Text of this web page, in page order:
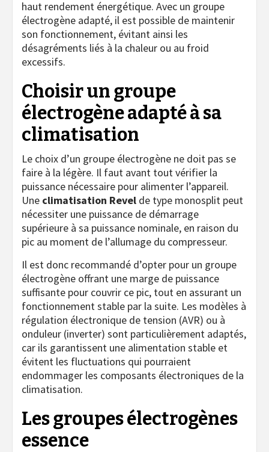
haut rendement énergétique. Avec un groupe
électrogène adapté, il est possible de maintenir
son fonctionnement, évitant ainsi les
désagréments liés à la chaleur ou au froid
excessifs.
Choisir un groupe
électrogène adapté à sa
climatisation
Le choix d’un groupe électrogène ne doit pas se
faire à la légère. Il faut avant tout vérifier la
puissance nécessaire pour alimenter l’appareil.
Une climatisation Revel de type monosplit peut
nécessiter une puissance de démarrage
supérieure à sa puissance nominale, en raison du
pic au moment de l’allumage du compresseur.
Il est donc recommandé d’opter pour un groupe
électrogène offrant une marge de puissance
suffisante pour couvrir ce pic, tout en assurant un
fonctionnement stable par la suite. Les modèles à
régulation électronique de tension (AVR) ou à
onduleur (inverter) sont particulièrement adaptés,
car ils garantissent une alimentation stable et
évitent les fluctuations qui pourraient
endommager les composants électroniques de la
climatisation.
Les groupes électrogènes
essence